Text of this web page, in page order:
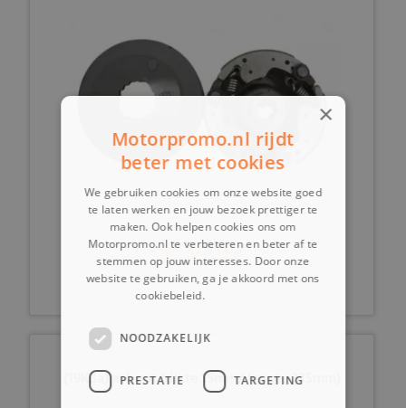
€ 34,99
(19K3a) asbout (dikte 15mm/ lengte 235mm)
×
Motorpromo.nl rijdt
beter met cookies
We gebruiken cookies om onze website goed
te laten werken en jouw bezoek prettiger te
maken. Ook helpen cookies ons om
Motorpromo.nl te verbeteren en beter af te
stemmen op jouw interesses. Door onze
website te gebruiken, ga je akkoord met ons
cookiebeleid.
NOODZAKELIJK
PRESTATIE TARGETING